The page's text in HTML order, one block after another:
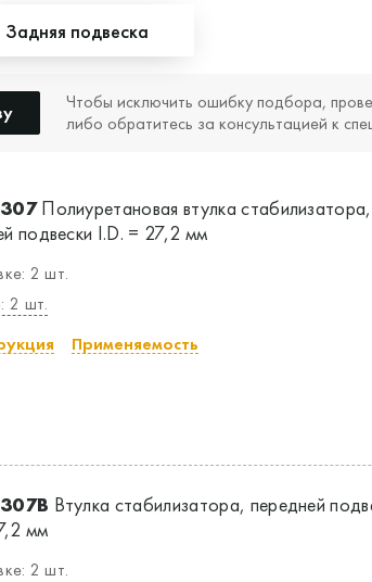
Задняя подвеска
Чтобы исключить ошибку подбора,
либо обратитесь за консультацией к
Полиуретановая втулка стабилизатора,
подвески I.D. = 27,2 мм
2 шт.
2 шт.
Применяемость
Втулка стабилизатора, передней
мм
2 шт.